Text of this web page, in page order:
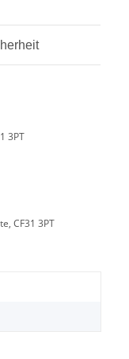
3PT
CF31 3PT